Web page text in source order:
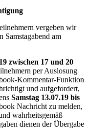
vergeben wir
Samstagabend am
zwischen 17 und 20
per Auslosung
Kommentar-Funktion
und aufgefordert,
Samstag 13.07.19 bis
Nachricht zu melden,
wahrheitsgemäß
dienen der Übergabe